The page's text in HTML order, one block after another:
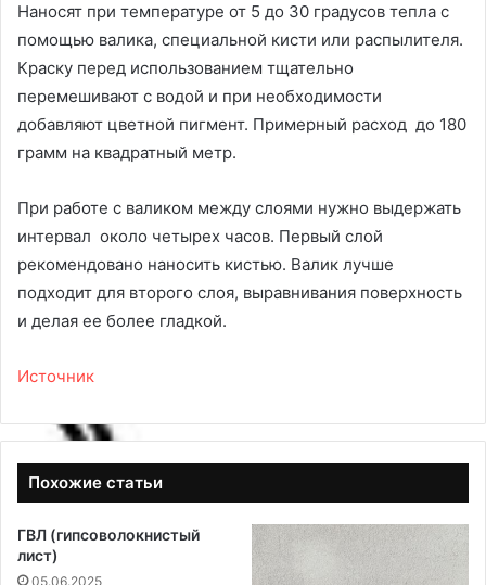
Наносят при температуре от 5 до 30 градусов тепла с
помощью валика, специальной кисти или распылителя.
Краску перед использованием тщательно
перемешивают с водой и при необходимости
добавляют цветной пигмент. Примерный расход до 180
грамм на квадратный метр.
При работе с валиком между слоями нужно выдержать
интервал около четырех часов. Первый слой
рекомендовано наносить кистью. Валик лучше
подходит для второго слоя, выравнивания поверхность
и делая ее более гладкой.
Источник
Похожие статьи
ГВЛ (гипсоволокнистый
лист)
05.06.2025